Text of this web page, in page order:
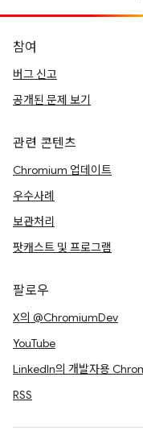
참여
버그 신고
공개된 문제 보기
관련 콘텐츠
Chromium 업데이트
우수사례
보관처리
팟캐스트 및 프로그램
팔로우
X의 @ChromiumDev
YouTube
LinkedIn의 개발자용
RSS